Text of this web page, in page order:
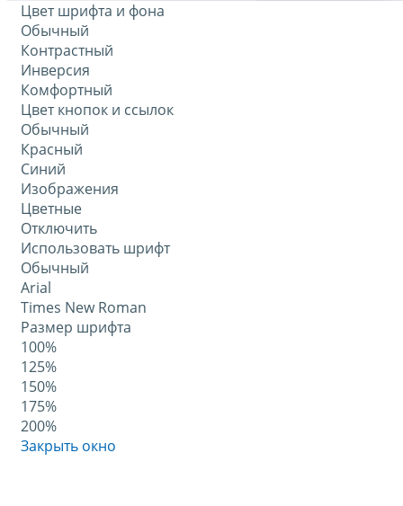
Цвет шрифта и фона
Обычный
Контрастный
Инверсия
Комфортный
Цвет кнопок и ссылок
Обычный
Красный
Синий
Изображения
Цветные
Отключить
Использовать шрифт
Обычный
Arial
Times New Roman
Размер шрифта
100%
125%
150%
175%
200%
Закрыть окно